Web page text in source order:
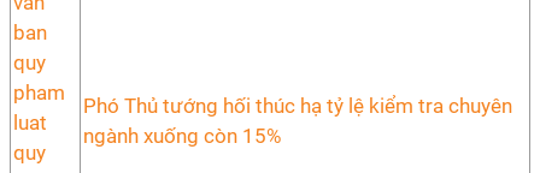
Phó Thủ tướng hối thúc hạ tỷ lệ kiểm tra chuyên
ngành xuống còn 15%